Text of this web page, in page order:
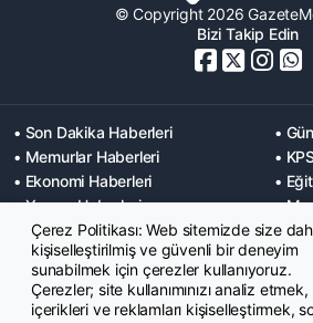
© Copyright 2026
Bizi Takip Edin
• Son Dakika Haberleri
•
• Memurlar Haberleri
•
• Ekonomi Haberleri
•
• Yaşam Haberleri
•
• Mahkeme Kararları
Haberleri
Çerez Politikası: Web sitemizde size
kişiselleştirilmiş ve güvenli bir deneyim
sunabilmek için çerezler kullanıyoruz.
Çerezler; site kullanımınızı analiz etmek,
içerikleri ve reklamları kişiselleştirmek,